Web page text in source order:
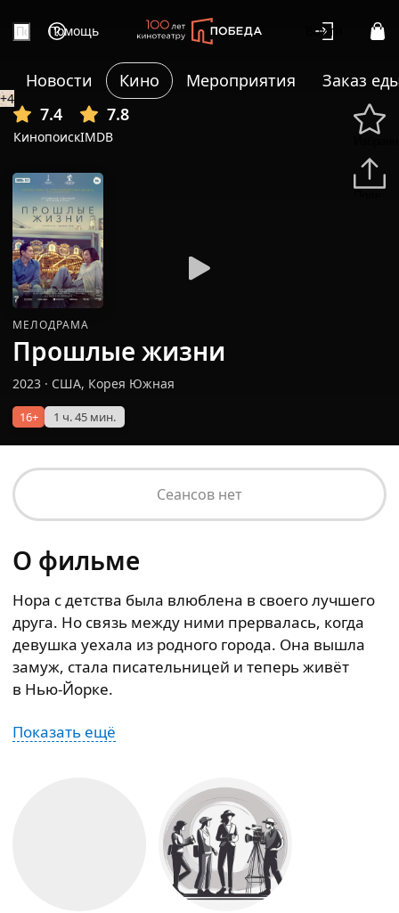
Помощь Войти
Новости Кино Мероприятия
Заказ
7.4
Кинопоиск
7.8
IMDB
+4
МЕЛОДРАМА
Прошлые жизни
2023 · США, Корея Южная
16+ 1 ч. 45 мин.
Сеансов нет
О фильме
Нора c детства была влюблена в своего лучшего
друга. Но связь между ними прервалась, когда
девушка уехала из родного города. Она вышла
замуж, стала писательницей и теперь живёт
в Нью-Йорке.
Показать ещё